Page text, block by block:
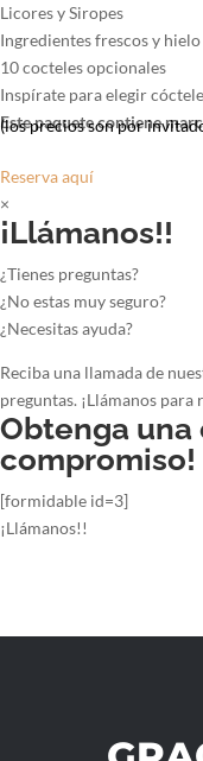
Licores y Siropes
Ingredientes frescos y hielo
10 cocteles opcionales
Inspírate para elegir
Este paquete contiene
(los precios son por
Reserva aquí
×
¡Llámanos!!
¿Tienes preguntas?
¿No estas muy seguro?
¿Necesitas ayuda?
Reciba una llamada de
preguntas. ¡Llámanos para
Obtenga una
compromiso!
[formidable id=3]
¡Llámanos!!